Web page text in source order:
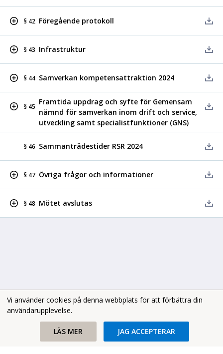
§ 42 Föregående protokoll
§ 43 Infrastruktur
§ 44 Samverkan kompetensattraktion 2024
§ 45
Framtida uppdrag och syfte för Gemensam
nämnd för samverkan inom drift och service,
utveckling samt specialistfunktioner (GNS)
§ 46 Sammanträdestider RSR 2024
§ 47 Övriga frågor och informationer
§ 48 Mötet avslutas
Vi använder cookies på denna webbplats för att förbättra din
användarupplevelse.